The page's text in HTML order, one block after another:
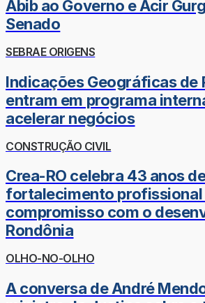
Abib ao Governo e Acir
Senado
SEBRAE ORIGENS
Indicações Geográficas de
entram em programa
acelerar negócios
CONSTRUÇÃO CIVIL
Crea-RO celebra 43 anos
fortalecimento profissional
compromisso com o
Rondônia
OLHO-NO-OLHO
A conversa de André